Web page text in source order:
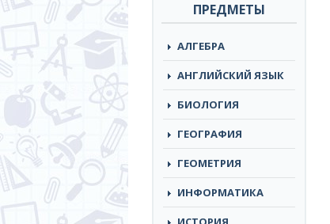
ПРЕДМЕТЫ
АЛГЕБРА
АНГЛИЙСКИЙ ЯЗЫК
БИОЛОГИЯ
ГЕОГРАФИЯ
ГЕОМЕТРИЯ
ИНФОРМАТИКА